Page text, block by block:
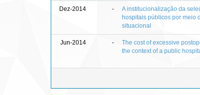
Dez-2014 -
A institucionalização da
hospitais públicos por meio
situacional
Jun-2014 -
The cost of excessive
the context of a public